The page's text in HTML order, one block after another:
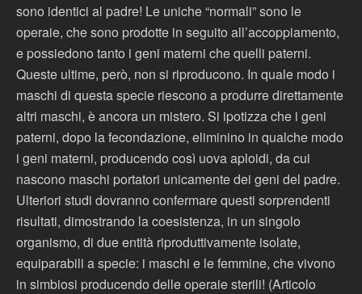
sono identici al padre! Le uniche “normali” sono le
operaie, che sono prodotte in seguito all’accoppiamento,
e possiedono tanto i geni materni che quelli paterni.
Queste ultime, però, non si riproducono. In quale modo i
maschi di questa specie riescono a produrre direttamente
altri maschi, è ancora un mistero. Si ipotizza che i geni
paterni, dopo la fecondazione, eliminino in qualche modo
i geni materni, producendo così uova aploidi, da cui
nascono maschi portatori unicamente dei geni del padre.
Ulteriori studi dovranno confermare questi sorprendenti
risultati, dimostrando la coesistenza, in un singolo
organismo, di due entità riproduttivamente isolate,
equiparabili a specie: i maschi e le femmine, che vivono
in simbiosi producendo delle operaie sterili! (Articolo